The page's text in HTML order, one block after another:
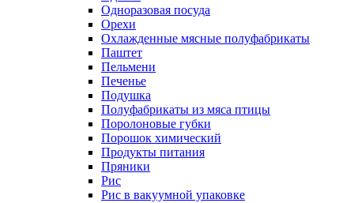
Одноразовая посуда
Орехи
Охлажденные мясные полуфабрикаты
Паштет
Пельмени
Печенье
Подушка
Полуфабрикаты из мяса птицы
Поролоновые губки
Порошок химический
Продукты питания
Пряники
Рис
Рис в вакуумной упаковке